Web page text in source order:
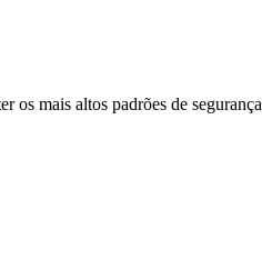
os mais altos padrões de segurança